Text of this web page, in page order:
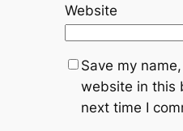
Website
Save my
website in this
next time I